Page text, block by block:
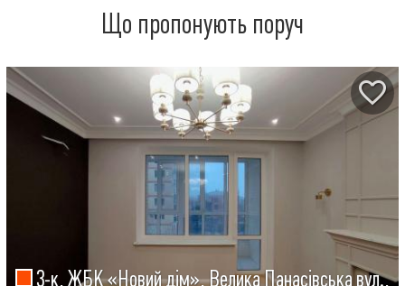
Що пропонують поруч
3-к, ЖБК «Новий дім», Велика Панасівська вул.,